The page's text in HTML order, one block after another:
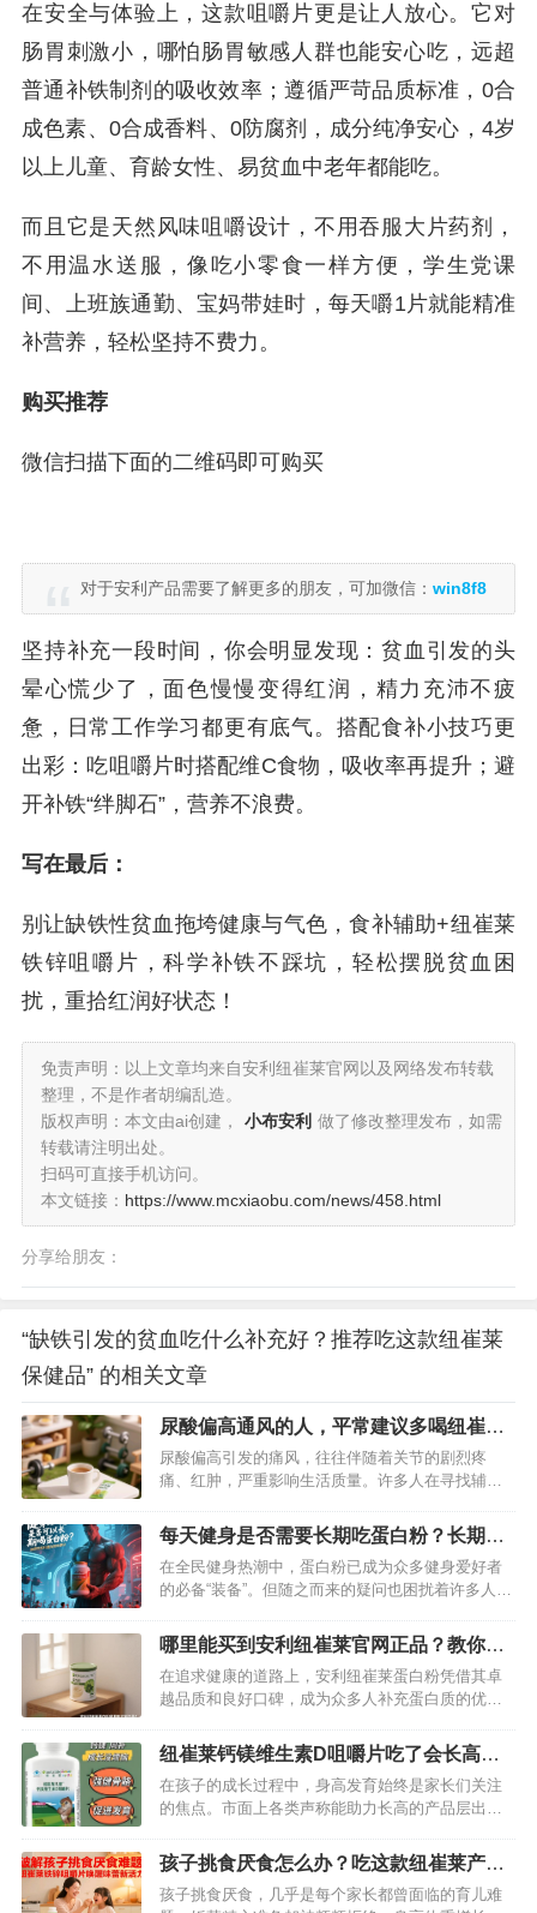
在安全与体验上，这款咀嚼片更是让人放心。它对
肠胃刺激小，哪怕肠胃敏感人群也能安心吃，远超
普通补铁制剂的吸收效率；遵循严苛品质标准，0合
成色素、0合成香料、0防腐剂，成分纯净安心，4岁
以上儿童、育龄女性、易贫血中老年都能吃。
而且它是天然风味咀嚼设计，不用吞服大片药剂，
不用温水送服，像吃小零食一样方便，学生党课
间、上班族通勤、宝妈带娃时，每天嚼1片就能精准
补营养，轻松坚持不费力。
购买推荐
微信扫描下面的二维码即可购买
对于安利产品需要了解更多的朋友，可加微信： win8f8
坚持补充一段时间，你会明显发现：贫血引发的头
晕心慌少了，面色慢慢变得红润，精力充沛不疲
惫，日常工作学习都更有底气。搭配食补小技巧更
出彩：吃咀嚼片时搭配维C食物，吸收率再提升；避
开补铁“绊脚石”，营养不浪费。
写在最后：
别让缺铁性贫血拖垮健康与气色，食补辅助+纽崔莱
铁锌咀嚼片，科学补铁不踩坑，轻松摆脱贫血困
扰，重拾红润好状态！
免责声明：以上文章均来自安利纽崔莱官网以及网络发布转载
整理，不是作者胡编乱造。
版权声明：本文由ai创建，
小布安利 做了修改整理发布，如需
转载请注明出处。
扫码可直接手机访问。
本文链接： https://www.mcxiaobu.com/news/458.html
分享给朋友：
“缺铁引发的贫血吃什么补充好？推荐吃这款纽崔莱
保健品” 的相关文章
尿酸偏高通风的人，平常建议多喝纽崔莱
舒苓易固体饮料降尿酸
尿酸偏高引发的痛风，往往伴随着关节的剧烈疼
痛、红肿，严重影响生活质量。许多人在寻找辅助
体饮料。它凭借天然成分和独特配方，或许能成为
尿酸管理的有益补充。…
每天健身是否需要长期吃蛋白粉？长期喝
蛋白粉有没有副作用？
在全民健身热潮中，蛋白粉已成为众多健身爱好者
的必备“装备”。但随之而来的疑问也困扰着许多人：
在副作用？这些问题关乎健康，值得深入探讨。…
哪里能买到安利纽崔莱官网正品？教你购
买正品的方法
在追求健康的道路上，安利纽崔莱蛋白粉凭借其卓
越品质和良好口碑，成为众多人补充蛋白质的优质
到假货。究竟哪里能买到正品安利纽崔莱蛋白粉？
接下来为你揭晓答案。…
纽崔莱钙镁维生素D咀嚼片吃了会长高
吗？我来为你详细揭秘
在孩子的成长过程中，身高发育始终是家长们关注
的焦点。市面上各类声称能助力长高的产品层出不
满怀期待，希望这款产品能成为孩子长高的“秘密武
器”。那么，吃了纽崔莱维生素D咀嚼片真的会长高
吗？接下来就为你深入揭秘。…
孩子挑食厌食怎么办？吃这款纽崔莱产品
可有效改善味觉
孩子挑食厌食，几乎是每个家长都曾面临的育儿难